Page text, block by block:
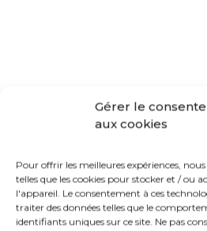
Gérer le
aux cookies
Pour offrir les meilleures expériences,
telles que les cookies pour stocker et / ou
l'appareil. Le consentement à ces
traiter des données telles que le
identifiants uniques sur ce site. Ne pas